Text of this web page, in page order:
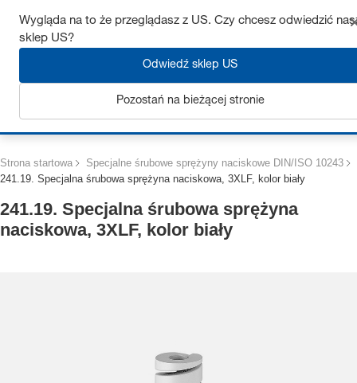
Uzyskaj do 7% zniżki – kliknij tutaj, aby dowiedzieć się więcej
Strona startowa
Specjalne śrubowe sprężyny naciskowe DIN/ISO 10243
241.19. Specjalna śrubowa sprężyna naciskowa, 3XLF, kolor biały
241.19. Specjalna śrubowa sprężyna
naciskowa, 3XLF, kolor biały
Wygląda na to że przeglądasz z US. Czy chcesz odwiedzić
sklep US?
Odwiedź sklep US
Pozostań na bieżącej stronie